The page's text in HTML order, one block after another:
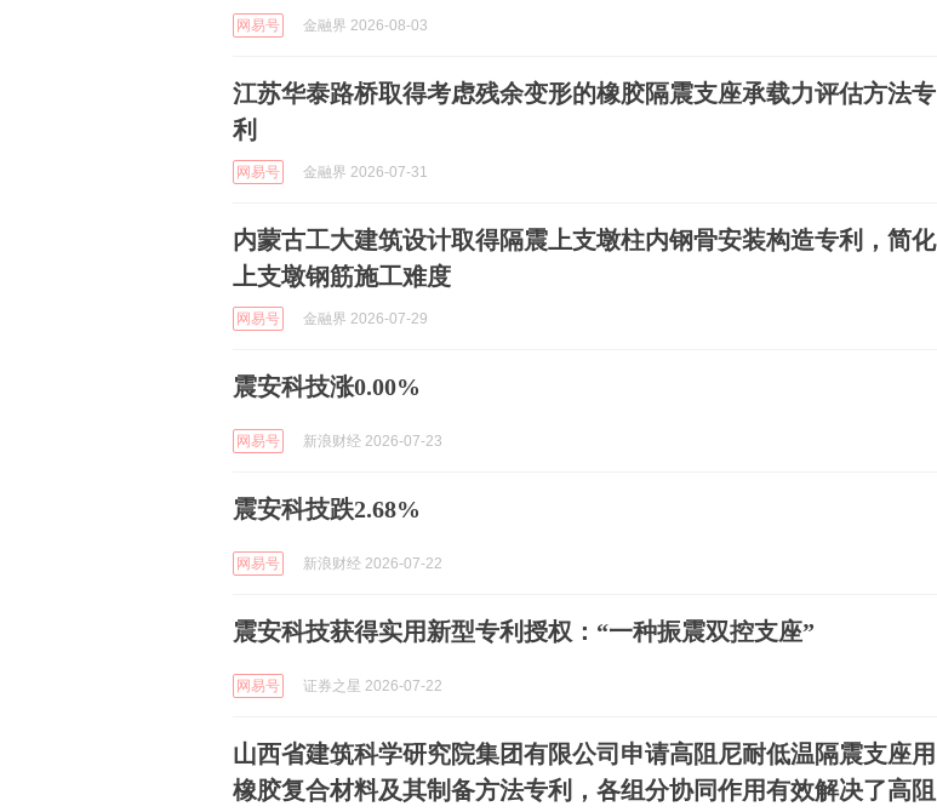
网易号 金融界 2026-08-03
江苏华泰路桥取得考虑残余变形的橡胶隔震支座承载力评估方法专
利
网易号 金融界 2026-07-31
内蒙古工大建筑设计取得隔震上支墩柱内钢骨安装构造专利，简化
上支墩钢筋施工难度
网易号 金融界 2026-07-29
震安科技涨0.00%
网易号 新浪财经 2026-07-23
震安科技跌2.68%
网易号 新浪财经 2026-07-22
震安科技获得实用新型专利授权：“一种振震双控支座”
网易号 证券之星 2026-07-22
山西省建筑科学研究院集团有限公司申请高阻尼耐低温隔震支座用
橡胶复合材料及其制备方法专利，各组分协同作用有效解决了高阻